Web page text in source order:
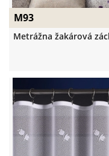
M93
Metrážna žakárová